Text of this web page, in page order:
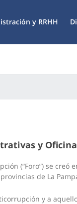
y RRHH
y
(“Foro”) se creó
de La
y a